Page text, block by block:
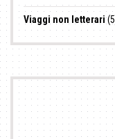
Viaggi non letterari